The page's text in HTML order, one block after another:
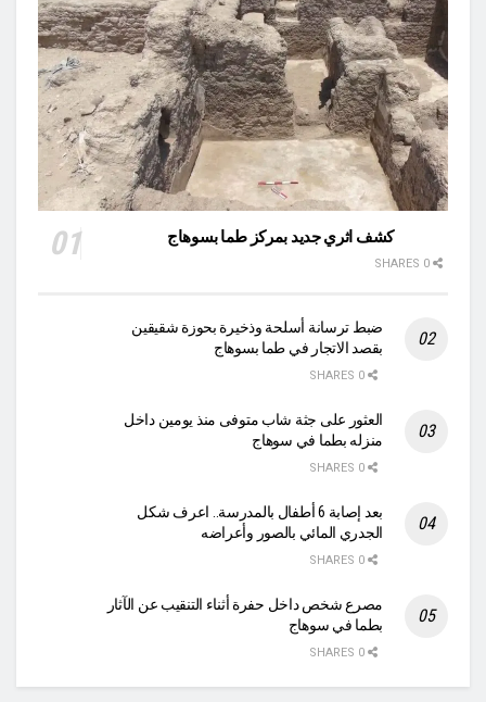
كشف اثري جديد بمركز طما بسوهاج
ضبط ترسانة أسلحة وذخيرة بحوزة شقيقين
بقصد الاتجار في طما بسوهاج
العثور على جثة شاب متوفى منذ يومين داخل
منزله بطما في سوهاج
بعد إصابة 6 أطفال بالمدرسة.. اعرف شكل
الجدري المائي بالصور وأعراضه
مصرع شخص داخل حفرة أثناء التنقيب عن الآثار
بطما في سوهاج